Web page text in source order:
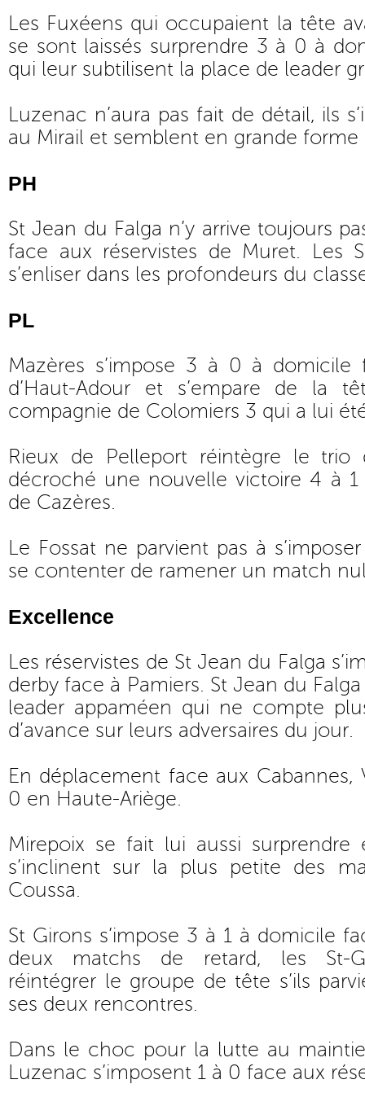
Les Fuxéens qui occupaient la tête
se sont laissés surprendre 3 à 0 à
qui leur subtilisent la place de leader
Luzenac n’aura pas fait de détail, ils
au Mirail et semblent en grande
PH
St Jean du Falga n’y arrive toujours
face aux réservistes de Muret. Les
s’enliser dans les profondeurs du
PL
Mazères s’impose 3 à 0 à domicile
d’Haut-Adour et s’empare de la
compagnie de Colomiers 3 qui a lui
Rieux de Pelleport réintègre le trio
décroché une nouvelle victoire 4 à 1
de Cazères.
Le Fossat ne parvient pas à
se contenter de ramener un match
Excellence
Les réservistes de St Jean du Falga
derby face à Pamiers. St Jean du
leader appaméen qui ne compte
d’avance sur leurs adversaires du jour.
En déplacement face aux Cabannes,
0 en Haute-Ariège.
Mirepoix se fait lui aussi surprendre
s’inclinent sur la plus petite des
Coussa.
St Girons s’impose 3 à 1 à domicile
deux matchs de retard, les St-
réintégrer le groupe de tête s’ils
ses deux rencontres.
Dans le choc pour la lutte au
Luzenac s’imposent 1 à 0 face aux